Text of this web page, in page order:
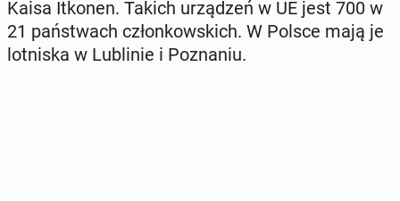
Kaisa Itkonen. Takich urzą­dzeń w UE jest 700 w
21 pań­stwach człon­kow­skich. W Polsce mają je
lot­ni­ska w Lu­bli­nie i Po­zna­niu.